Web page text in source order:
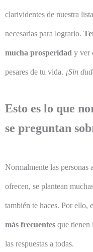
clarividentes de nuestra
necesarias para lograrlo.
mucha prosperidad y ver
pesares de tu vida. ¡Sin
Esto es lo que
se preguntan
Normalmente las personas
ofrecen, se plantean
también te haces. Por ello,
más frecuentes que tienen
las respuestas a todas.